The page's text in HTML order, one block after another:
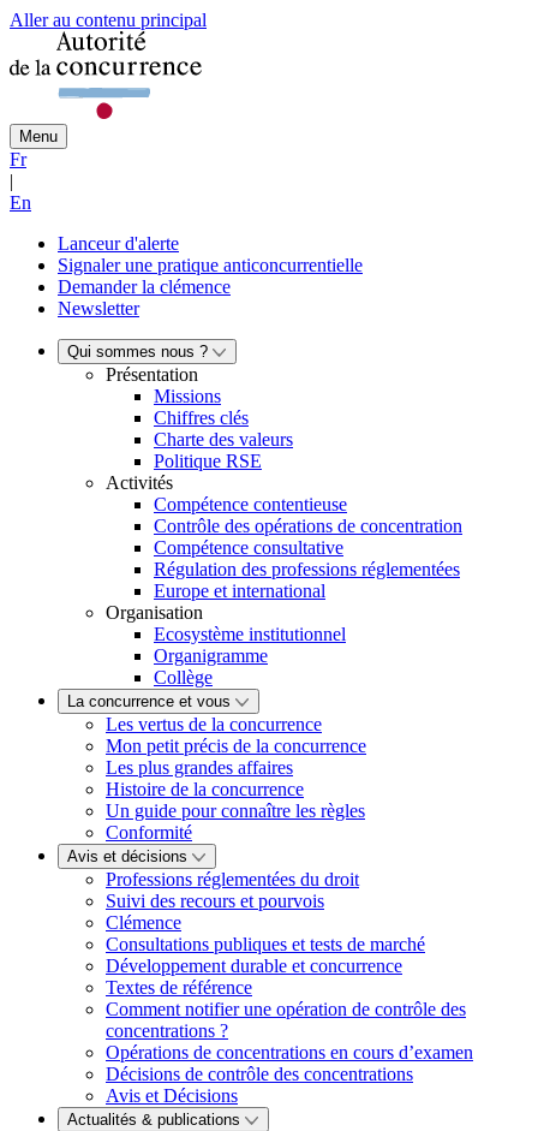
Aller au contenu principal
Menu
Fr
|
En
Lanceur d'alerte
Signaler une pratique anticoncurrentielle
Demander la clémence
Newsletter
Qui sommes nous ?
Présentation
Missions
Chiffres clés
Charte des valeurs
Politique RSE
Activités
Compétence contentieuse
Contrôle des opérations de concentration
Compétence consultative
Régulation des professions réglementées
Europe et international
Organisation
Ecosystème institutionnel
Organigramme
Collège
La concurrence et vous
Les vertus de la concurrence
Mon petit précis de la concurrence
Les plus grandes affaires
Histoire de la concurrence
Un guide pour connaître les règles
Conformité
Avis et décisions
Professions réglementées du droit
Suivi des recours et pourvois
Clémence
Consultations publiques et tests de marché
Développement durable et concurrence
Textes de référence
Comment notifier une opération de contrôle des
concentrations ?
Opérations de concentrations en cours d’examen
Décisions de contrôle des concentrations
Avis et Décisions
Actualités & publications